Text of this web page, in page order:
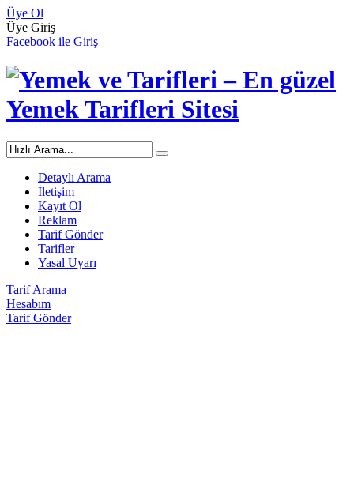
Üye Ol
Üye Giriş
Facebook ile Giriş
Detaylı Arama
İletişim
Kayıt Ol
Reklam
Tarif Gönder
Tarifler
Yasal Uyarı
Tarif Arama
Hesabım
Tarif Gönder